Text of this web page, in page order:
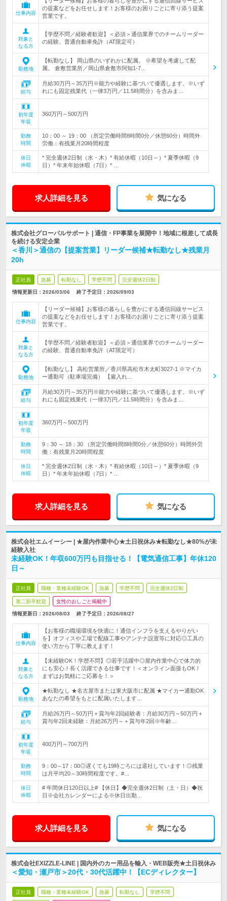
仕事内容
の提案などをお任せします！お客様のお困りごとに寄り添う提案
営業です。
対象と
なる方
【学歴不問／経験者歓迎】＜必須＞通信業界でのチームリーダー
の経験、普通自動車免許（AT限定可）
勤務地
【転勤なし】 岡山県のいずれかに配属。 ※希望を考慮して配
属。 倉敷営業所／岡山県倉敷市阿知1-7…
給与
月給30万円～35万円※能力や経験に基づいて優遇します。※いず
れにも固定残業代（一律3万円／11.5時間分）を含みま…
初年度
年収
360万円～500万円
勤務
時間
10：00 ～ 19：00 （所定労働時間8時間0分／休憩60分）時間外
労働：有残業月20時間程度
休日
休暇
* 完全週休2日制（水・木）* 有給休暇（10日～）* 夏季休暇（9
日）* 年末年始休暇（7日）* …
求人詳細を見る 気になる
株式会社グローバルサポート | 通信・FP事業を展開中！地域に根差して成長
を続ける安定企業
＜香川＞通信の【提案営業】リーダー候補★転勤なし★残業月
20h
正社員 急募 転勤なし 学歴不問 完全週休2日制
情報更新日：2026/03/06 終了予定日： 2026/09/03
仕事内容
【リーダー候補】お客様の暮らしを豊かにする通信回線サービス
の提案などをお任せします！お客様のお困りごとに寄り添う提案
営業です。
対象と
なる方
【学歴不問／経験者歓迎】＜必須＞通信業界でのチームリーダー
の経験、普通自動車免許（AT限定可）
勤務地
【転勤なし】 高松営業所／香川県高松市木太町3027-1 ※マイカ
ー通勤可（駐車場完備） 【雇入れ…
給与
月給30万円～35万円※能力や経験に基づいて優遇します。※いず
れにも固定残業代（一律3万円／11.5時間分）を含みま…
初年度
年収
360万円～500万円
勤務
時間
9：30 ～ 18：30 （所定労働時間8時間0分／休憩60分）時間外労
働：有残業月20時間程度
休日
休暇
* 完全週休2日制（水・木）* 有給休暇（10日～）* 夏季休暇（9
日）* 年末年始休暇（7日）* …
求人詳細を見る 気になる
株式会社エムイーシー | ★屋内作業中心★土日祝休み★転勤なし★80%が未
経験入社
未経験OK！年収600万円も目指せる！【電気通信工事】年休120
日～
正社員 職種・業種未経験OK 急募 学歴不問 完全週休2日制
第二新卒歓迎 女性のおしごと掲載中
情報更新日：2026/08/03 終了予定日： 2026/08/27
仕事内容
【お客様の職場環境を快適に！通信インフラを支えるやりがい
を】オフィスや工場で配線工事やアンテナ設置等に対応◎工具の
使い方から丁寧に教えます！
対象と
なる方
【未経験OK！学歴不問】◎若手活躍中◎屋内作業中心で体力的
にも安心！長く活躍できる仕事です！＜オンライン面接もOK！
まずはお気軽にご応募を！＞
勤務地
★転勤なし ★名古屋市または東大阪市に配属 ★マイカー通勤OK
あなたの希望をもとに配属いたします…
給与
月給26万円～50万円＋賞与年2回経験者：月給30万円～50万円＋
賞与年2回未経験：月給26万円～＋賞与年2回※年齢…
初年度
年収
400万円～700万円
勤務
時間
9：00～17：00◎遅くても19時ごろには退社しています！◎残業
は月平均20～30時間程度です。#…
休日
休暇
# 年間休日120日以上# 【休日】◆完全週休2日制（土・日）◆祝
日※会社カレンダーによる※休日出勤…
求人詳細を見る 気になる
株式会社EXIZZLE-LINE | 国内外のカー用品を輸入・WEB販売★土日祝休み
＜愛知・瀬戸市＞20代・30代活躍中！【ECディレクター】
正社員 職種・業種未経験OK 急募 転勤なし 学歴不問